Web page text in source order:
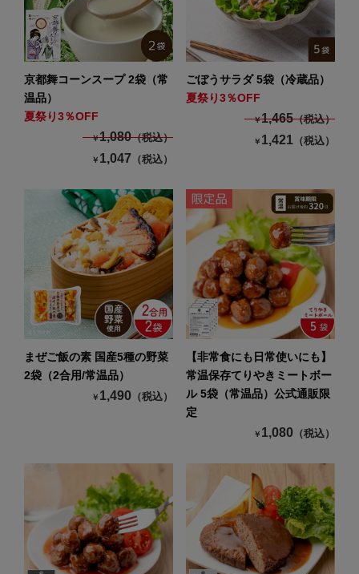
京都舞コーンスープ 2袋（常
温品）
夏祭り3％OFF
￥1,080（税込）
￥ 1,047 （税込）
ごぼうサラダ 5袋（冷蔵品）
夏祭り3％OFF
￥1,465（税込）
￥ 1,421 （税込）
まぜご飯の素 国産5種の野菜
2袋（2合用/常温品）
￥ 1,490 （税込）
【非常食にも日常使いにも】
常温保存てりやきミートボー
ル 5袋（常温品）公式通販限
定
￥ 1,080 （税込）